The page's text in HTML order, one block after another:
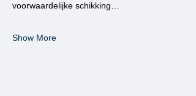
voorwaardelijke schikking…
Show More